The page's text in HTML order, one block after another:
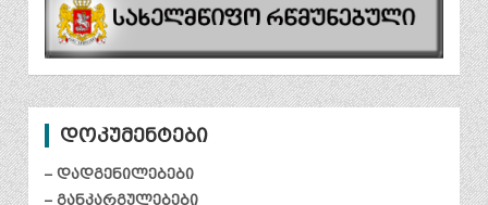
დოკუმენტები
– დადგენილებები
– განკარგულებები